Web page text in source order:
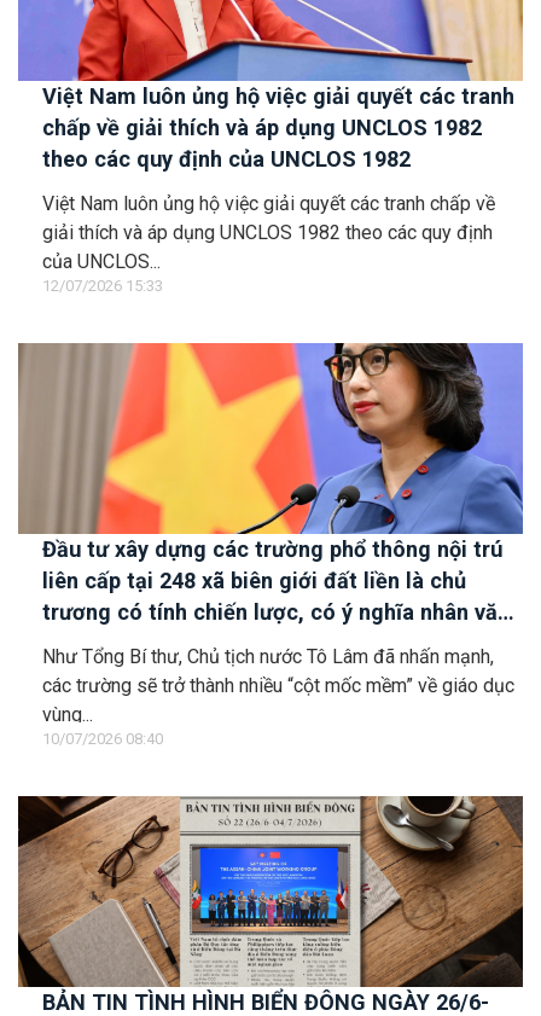
Việt Nam luôn ủng hộ việc giải quyết các tranh
chấp về giải thích và áp dụng UNCLOS 1982
theo các quy định của UNCLOS 1982
Việt Nam luôn ủng hộ việc giải quyết các tranh chấp về
giải thích và áp dụng UNCLOS 1982 theo các quy định
của UNCLOS...
12/07/2026 15:33
Đầu tư xây dựng các trường phổ thông nội trú
liên cấp tại 248 xã biên giới đất liền là chủ
trương có tính chiến lược, có ý nghĩa nhân văn
sâu sắc
Như Tổng Bí thư, Chủ tịch nước Tô Lâm đã nhấn mạnh,
các trường sẽ trở thành nhiều “cột mốc mềm” về giáo dục
vùng...
10/07/2026 08:40
BẢN TIN TÌNH HÌNH BIỂN ĐÔNG NGÀY 26/6-